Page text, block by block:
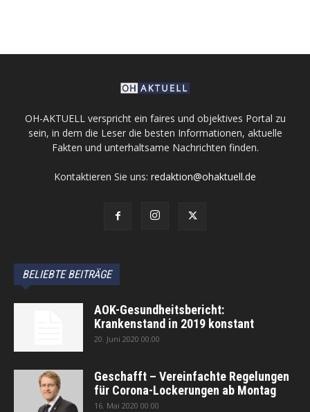
OH-AKTUELL verspricht ein faires und objektives Portal zu
sein, in dem die Leser die besten Informationen, aktuelle
Fakten und unterhaltsame Nachrichten finden.
Kontaktieren Sie uns: redaktion@ohaktuell.de
BELIEBTE BEITRÄGE
AOK-Gesundheitsbericht:
Krankenstand in 2019 konstant
20. Juni 2020 00:00
Geschafft – Vereinfachte Regelungen
für Corona-Lockerungen ab Montag
16. Mai 2020 00:00